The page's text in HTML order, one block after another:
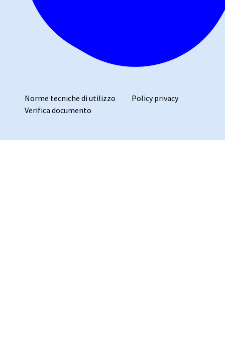
Norme tecniche di utilizzo
Policy privacy
Verifica documento